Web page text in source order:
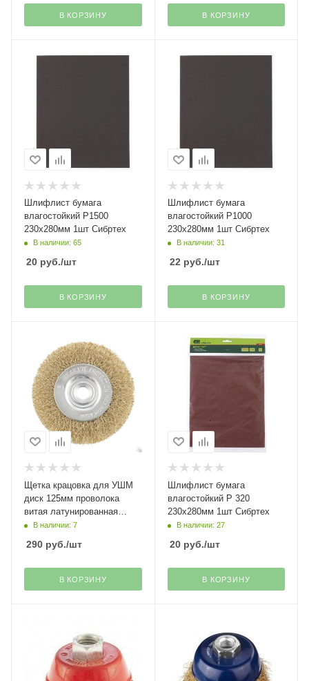
В КОРЗИНУ В КОРЗИНУ
Шлифлист бумага
влагостойкий Р1500
230х280мм 1шт Сибртех
В наличии: 65
20 руб./шт
В КОРЗИНУ
Шлифлист бумага
влагостойкий Р1000
230х280мм 1шт Сибртех
В наличии: 31
22 руб./шт
В КОРЗИНУ
Щетка крацовка для УШМ
диск 125мм проволока
витая латунированная
Matrix
В наличии: 7
290 руб./шт
В КОРЗИНУ
Шлифлист бумага
влагостойкий Р 320
230х280мм 1шт Сибртех
В наличии: 27
20руб./шт
В КОРЗИНУ